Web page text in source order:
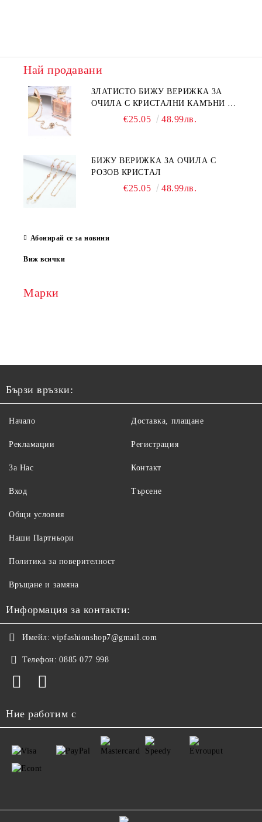
Най продавани
ЗЛАТИСТО БИЖУ ВЕРИЖКА ЗА
ОЧИЛА С КРИСТАЛНИ КАМЪНИ И
€25.05 48.99лв.
БИЖУ ВЕРИЖКА ЗА ОЧИЛА С
РОЗОВ КРИСТАЛ
€25.05 48.99лв.
Абонирай се за новини
Виж всички
Марки
Бързи връзки:
Начало
Рекламации
За Нас
Вход
Доставка, плащане
Регистрация
Контакт
Търсене
Общи условия
Наши Партньори
Политика за поверителност
Връщане и замяна
Информация за контакти:
Имейл: vipfashionshop7@gmail.com
Телефон: 0885 077 998
Ние работим с